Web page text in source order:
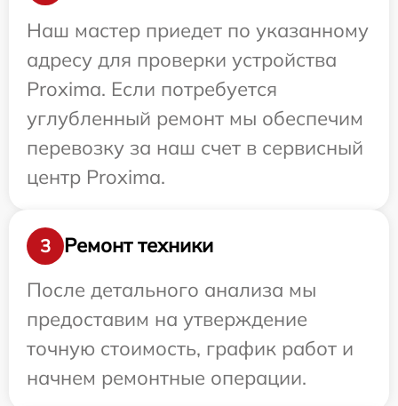
Наш мастер приедет по указанному
адресу для проверки устройства
Proxima. Если потребуется
углубленный ремонт мы обеспечим
перевозку за наш счет в сервисный
центр Proxima.
3
Ремонт техники
После детального анализа мы
предоставим на утверждение
точную стоимость, график работ и
начнем ремонтные операции.